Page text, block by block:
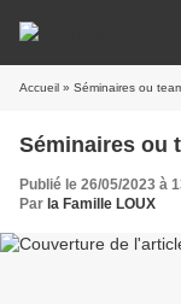
Accueil » Séminaires ou
Séminaires ou
Publié le 26/05/2023 à
Par la Famille LOUX